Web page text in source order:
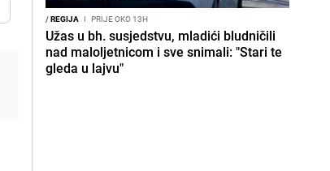
/REGIJA I PRIJE OKO 13H
Užas u bh. susjedstvu, mladići bludničili
nad maloljetnicom i sve snimali: "Stari te
gleda u lajvu"